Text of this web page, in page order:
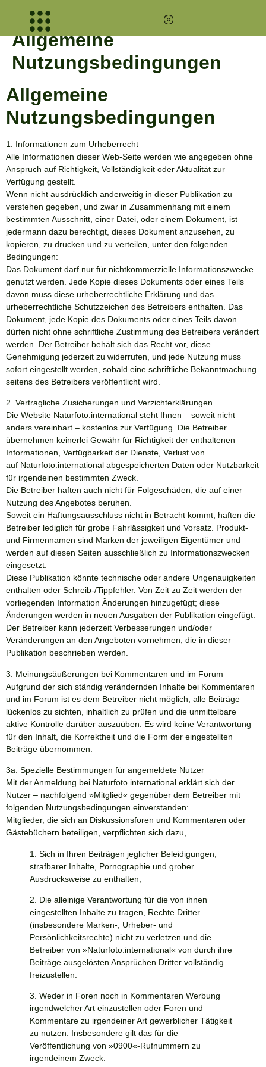
Allgemeine
Nutzungsbedingungen
Allgemeine
Nutzungsbedingungen
1. Informationen zum Urheberrecht
Alle Informationen dieser Web-Seite werden wie angegeben ohne
Anspruch auf Richtigkeit, Vollständigkeit oder Aktualität zur
Verfügung gestellt.
Wenn nicht ausdrücklich anderweitig in dieser Publikation zu
verstehen gegeben, und zwar in Zusammenhang mit einem
bestimmten Ausschnitt, einer Datei, oder einem Dokument, ist
jedermann dazu berechtigt, dieses Dokument anzusehen, zu
kopieren, zu drucken und zu verteilen, unter den folgenden
Bedingungen:
Das Dokument darf nur für nichtkommerzielle Informationszwecke
genutzt werden. Jede Kopie dieses Dokuments oder eines Teils
davon muss diese urheberrechtliche Erklärung und das
urheberrechtliche Schutzzeichen des Betreibers enthalten. Das
Dokument, jede Kopie des Dokuments oder eines Teils davon
dürfen nicht ohne schriftliche Zustimmung des Betreibers verändert
werden. Der Betreiber behält sich das Recht vor, diese
Genehmigung jederzeit zu widerrufen, und jede Nutzung muss
sofort eingestellt werden, sobald eine schriftliche Bekanntmachung
seitens des Betreibers veröffentlicht wird.
2. Vertragliche Zusicherungen und Verzichterklärungen
Die Website Naturfoto.international steht Ihnen – soweit nicht
anders vereinbart – kostenlos zur Verfügung. Die Betreiber
übernehmen keinerlei Gewähr für Richtigkeit der enthaltenen
Informationen, Verfügbarkeit der Dienste, Verlust von
auf Naturfoto.international abgespeicherten Daten oder Nutzbarkeit
für irgendeinen bestimmten Zweck.
Die Betreiber haften auch nicht für Folgeschäden, die auf einer
Nutzung des Angebotes beruhen.
Soweit ein Haftungsausschluss nicht in Betracht kommt, haften die
Betreiber lediglich für grobe Fahrlässigkeit und Vorsatz. Produkt-
und Firmennamen sind Marken der jeweiligen Eigentümer und
werden auf diesen Seiten ausschließlich zu Informationszwecken
eingesetzt.
Diese Publikation könnte technische oder andere Ungenauigkeiten
enthalten oder Schreib-/Tippfehler. Von Zeit zu Zeit werden der
vorliegenden Information Änderungen hinzugefügt; diese
Änderungen werden in neuen Ausgaben der Publikation eingefügt.
Der Betreiber kann jederzeit Verbesserungen und/oder
Veränderungen an den Angeboten vornehmen, die in dieser
Publikation beschrieben werden.
3. Meinungsäußerungen bei Kommentaren und im Forum
Aufgrund der sich ständig verändernden Inhalte bei Kommentaren
und im Forum ist es dem Betreiber nicht möglich, alle Beiträge
lückenlos zu sichten, inhaltlich zu prüfen und die unmittelbare
aktive Kontrolle darüber auszuüben. Es wird keine Verantwortung
für den Inhalt, die Korrektheit und die Form der eingestellten
Beiträge übernommen.
3a. Spezielle Bestimmungen für angemeldete Nutzer
Mit der Anmeldung bei Naturfoto.international erklärt sich der
Nutzer – nachfolgend »Mitglied« gegenüber dem Betreiber mit
folgenden Nutzungsbedingungen einverstanden:
Mitglieder, die sich an Diskussionsforen und Kommentaren oder
Gästebüchern beteiligen, verpflichten sich dazu,
1. Sich in Ihren Beiträgen jeglicher Beleidigungen,
strafbarer Inhalte, Pornographie und grober
Ausdrucksweise zu enthalten,
2. Die alleinige Verantwortung für die von ihnen
eingestellten Inhalte zu tragen, Rechte Dritter
(insbesondere Marken-, Urheber- und
Persönlichkeitsrechte) nicht zu verletzen und die
Betreiber von »Naturfoto.international« von durch ihre
Beiträge ausgelösten Ansprüchen Dritter vollständig
freizustellen.
3. Weder in Foren noch in Kommentaren Werbung
irgendwelcher Art einzustellen oder Foren und
Kommentare zu irgendeiner Art gewerblicher Tätigkeit
zu nutzen. Insbesondere gilt das für die
Veröffentlichung von »0900«-Rufnummern zu
irgendeinem Zweck.